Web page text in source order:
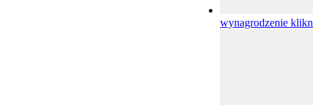
wynagrodzenie